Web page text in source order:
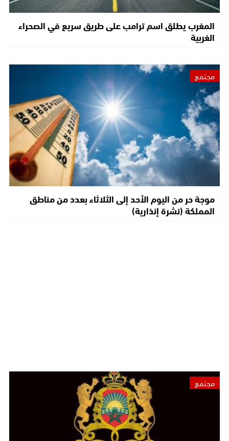
المغرب يطلق اسم ترامب على طريق سريع في الصحراء
الغربية
مجتمع
موجة حر من اليوم الأحد إلى الثلاثاء بعدد من مناطق
المملكة (نشرة إنذارية)
مجتمع